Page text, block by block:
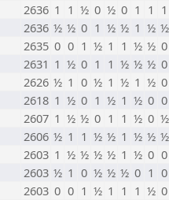
2636 1 1 ½ 0 ½ 0 1 1 1
2636 ½ ½ 0 1 ½ ½ 1 ½ ½
2635 0 0 1 ½ 1 1 ½ ½ 0
2631 1 ½ 0 1 1 ½ ½ ½ 0
2626 ½ 1 0 ½ 1 ½ 1 ½ 0
2618 1 ½ 0 1 ½ 1 ½ 0 0
2607 1 ½ ½ 0 1 1 ½ 0 ½
2606 ½ 1 1 ½ ½ 1 ½ ½ ½
2603 1 ½ ½ ½ ½ 1 ½ 0 0
2603 ½ 1 0 ½ ½ ½ 0 1 0
2603 0 0 1 ½ 1 1 1 ½ 0